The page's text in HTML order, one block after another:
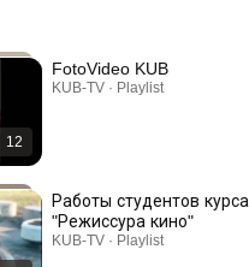
12
FotoVideo KUB
KUB-TV · Playlist
Работы студентов курса
"Режиссура кино"
KUB-TV · Playlist